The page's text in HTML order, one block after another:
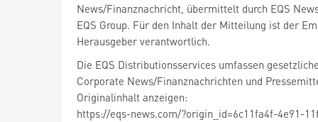
News/Finanznachricht, übermittelt durch EQS
EQS Group. Für den Inhalt der Mitteilung ist der
Herausgeber verantwortlich.
Die EQS Distributionsservices umfassen
Corporate News/Finanznachrichten und
Originalinhalt anzeigen:
https://eqs-news.com/?origin_id=6c11fa4f-4e91-